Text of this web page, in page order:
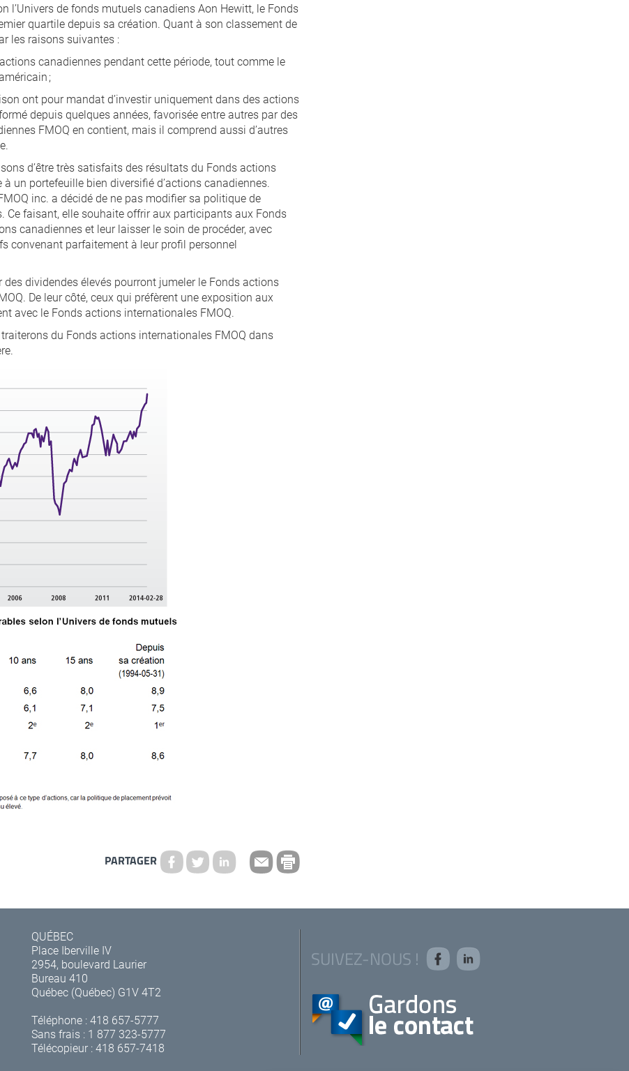
l’Univers de fonds mutuels canadiens Aon Hewitt, le Fonds
quartile depuis sa création. Quant à son classement de
les raisons suivantes :
canadiennes pendant cette période, tout comme le
;
ont pour mandat d’investir uniquement dans des actions
depuis quelques années, favorisée entre autres par des
FMOQ en contient, mais il comprend aussi d’autres
d’être très satisfaits des résultats du Fonds actions
un portefeuille bien diversifié d’actions canadiennes.
inc. a décidé de ne pas modifier sa politique de
Ce faisant, elle souhaite offrir aux participants aux Fonds
canadiennes et leur laisser le soin de procéder, avec
convenant parfaitement à leur profil personnel
dividendes élevés pourront jumeler le Fonds actions
De leur côté, ceux qui préfèrent une exposition aux
avec le Fonds actions internationales FMOQ.
du Fonds actions internationales FMOQ dans
PARTAGER
QUÉBEC
Place Iberville IV
2954, boulevard Laurier
Bureau 410
Québec (Québec) G1V 4T2
Téléphone :418 657-5777
Sans frais : 1 877 323-5777
Télécopieur : 418 657-7418
SUIVEZ-NOUS !